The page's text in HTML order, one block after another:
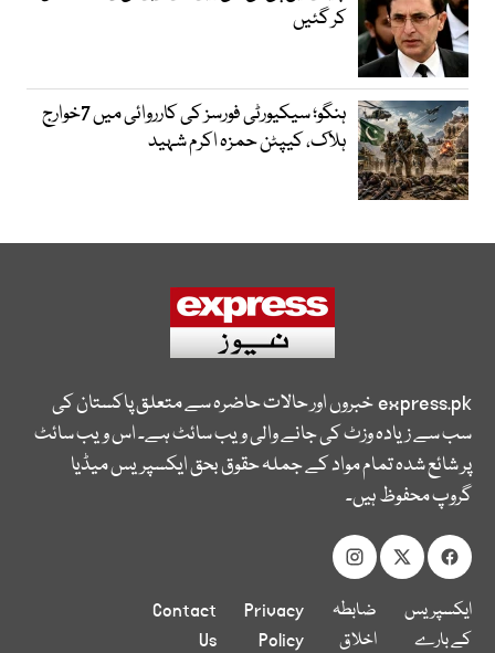
کر گئیں
ہنگو؛ سیکیورٹی فورسز کی کارروائی میں 7خوارج
ہلاک، کیپٹن حمزہ اکرم شہید
express.pkخبروں اور حالات حاضرہ سے متعلق پاکستان کی
سب سے زیادہ وزٹ کی جانے والی ویب سائٹ ہے۔ اس ویب سائٹ
پر شائع شدہ تمام مواد کے جملہ حقوق بحق ایکسپریس میڈیا
گروپ محفوظ ہیں۔
ایکسپریس
کے بارے
ضابطہ
اخلاق
Privacy
Policy
Contact
Us